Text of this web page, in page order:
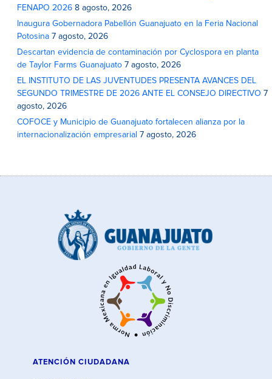
FENAPO 2026 8 agosto, 2026
Inaugura Gobernadora Pabellón Guanajuato en la Feria Nacional
Potosina 7 agosto, 2026
Descartan evidencia de contaminación por Cyclospora en planta
de Taylor Farms Guanajuato 7 agosto, 2026
EL INSTITUTO DE LAS JUVENTUDES PRESENTA AVANCES DEL
SEGUNDO TRIMESTRE DE 2026 ANTE EL CONSEJO DIRECTIVO 7
agosto, 2026
COFOCE y Municipio de Guanajuato fortalecen alianza por la
internacionalización empresarial 7 agosto, 2026
ATENCIÓN CIUDADANA